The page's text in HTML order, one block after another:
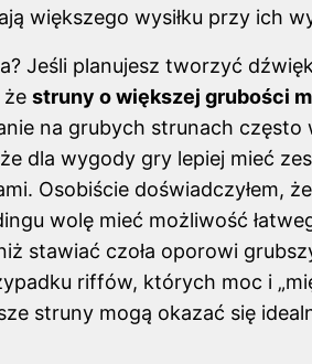
większego wysiłku przy ich
Jeśli planujesz tworzyć
że struny o większej grubości
na grubych strunach często
że dla wygody gry lepiej mieć
Osobiście doświadczyłem,
wolę mieć możliwość
stawiać czoła oporowi
riffów, których moc i
struny mogą okazać się